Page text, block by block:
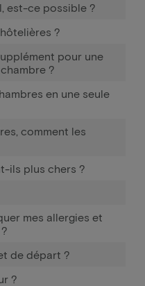
est-ce possible ?
?
pour une
?
en une seule
comment les
ils plus chers ?
mes allergies et
de départ ?
?